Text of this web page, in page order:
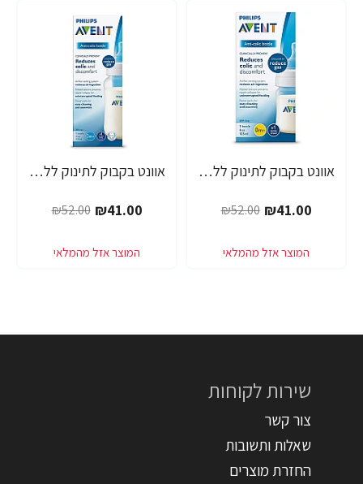
-21% אוונט בקבוק לתינוק ללא טבעת 125 מ"ל (0 חודש+) 1 יחידה - מבית Philips Avent
₪41.00
₪52.00
-21% אוונט בקבוק לתינוק ללא טבעת 260 מ"ל (1 חודש+) 1 יחידה - מבית Philips Avent
₪41.00
₪52.00
שירות לקוחות
צור קשר
שאלות ותשובות
החזרת מוצרים